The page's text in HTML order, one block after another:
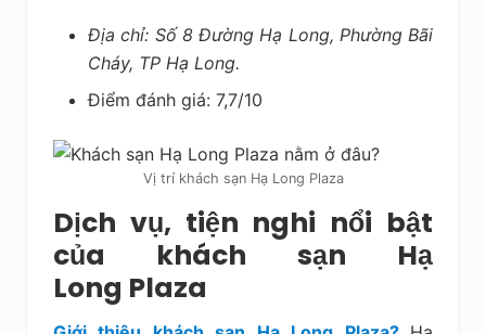
Địa chỉ: Số 8 Đường Hạ Long, Phường Bãi
Cháy, TP Hạ Long.
Điểm đánh giá: 7,7/10
Vị trí khách sạn Hạ Long Plaza
Dịch vụ, tiện nghi nổi bật
của khách sạn Hạ
Long Plaza